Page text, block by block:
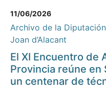
11/06/2026
Archivo de la Diputación
Joan d’Alacant
El XI Encuentro de
Provincia reúne en
un centenar de